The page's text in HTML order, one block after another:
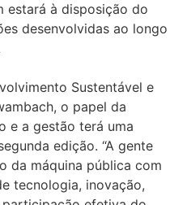
estará à disposição do
desenvolvidas ao longo
Sustentável e
o papel da
e a gestão terá uma
edição. “A gente
da máquina pública com
tecnologia, inovação,